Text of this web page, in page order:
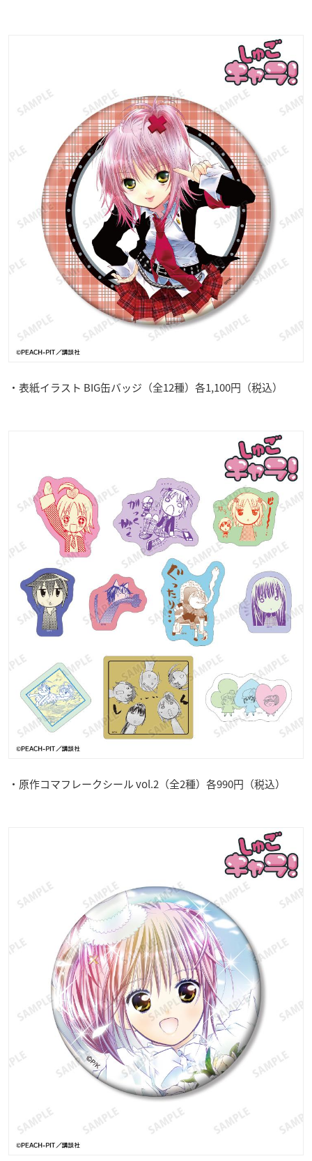
・表紙イラスト BIG缶バッジ（全12種）各1,100円（税込）
・原作コマフレークシール vol.2（全2種）各990円（税込）